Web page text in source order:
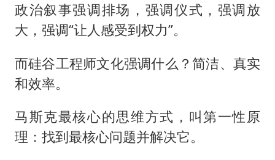
政治叙事强调排场，强调仪式，强调放
大，强调“让人感受到权力”。
而硅谷工程师文化强调什么？简洁、真实
和效率。
马斯克最核心的思维方式，叫第一性原
理：找到最核心问题并解决它。